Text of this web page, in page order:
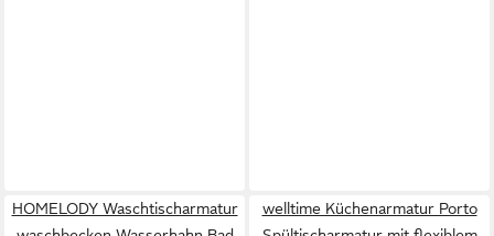
HOMELODY Waschtischarmatur
welltime Küchenarmatur Porto